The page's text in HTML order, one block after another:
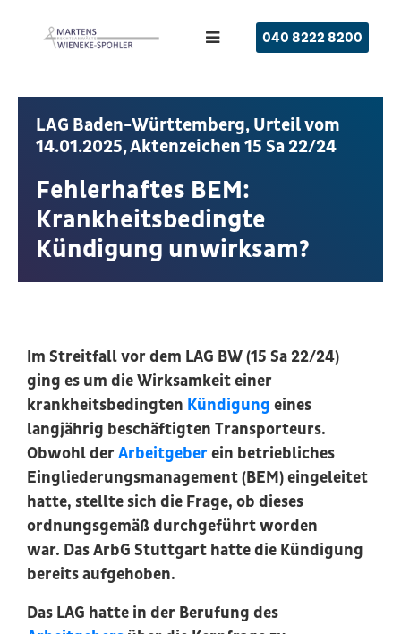
040 8222 8200
LAG Baden-Württemberg, Urteil vom
14.01.2025, Aktenzeichen 15 Sa 22/24
Fehlerhaftes BEM:
Krankheitsbedingte
Kündigung unwirksam?
Im Streitfall vor dem LAG BW (15 Sa 22/24)
ging es um die Wirksamkeit einer
krankheitsbedingten Kündigung eines
langjährig beschäftigten Transporteurs.
Obwohl derArbeitgeberein betriebliches
Eingliederungsmanagement (BEM) eingeleitet
hatte, stellte sich die Frage, ob dieses
ordnungsgemäß durchgeführt worden
war. Das ArbG Stuttgart hatte die Kündigung
bereits aufgehoben.
Das LAG hatte in der Berufung des